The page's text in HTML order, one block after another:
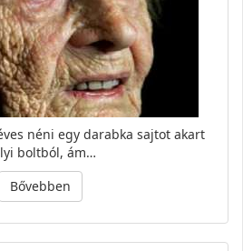
néni egy darabka sajtot akart
boltból, ám…
Bővebben